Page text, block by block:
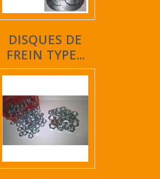
DISQUES DE
FREIN TYPE...